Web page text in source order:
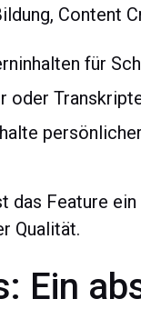
Content
für
das Feature
Qualität.
Ein